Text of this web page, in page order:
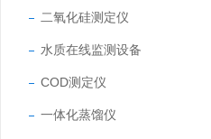
二氧化硅测定仪
水质在线监测设备
COD测定仪
一体化蒸馏仪